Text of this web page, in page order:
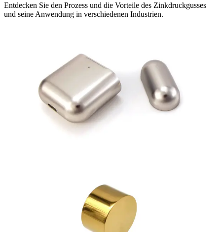
Entdecken Sie den Prozess und die Vorteile des Zinkdruckgusses
und seine Anwendung in verschiedenen Industrien.